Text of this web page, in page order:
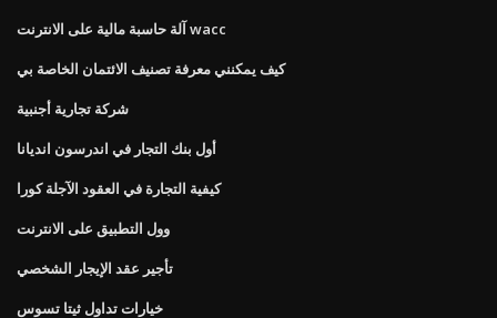
آلة حاسبة مالية على الانترنت wacc
كيف يمكنني معرفة تصنيف الائتمان الخاصة بي
شركة تجارية أجنبية
أول بنك التجار في اندرسون انديانا
كيفية التجارة في العقود الآجلة كورا
وول التطبيق على الانترنت
تأجير عقد الإيجار الشخصي
خيارات تداول ثيتا تسوس